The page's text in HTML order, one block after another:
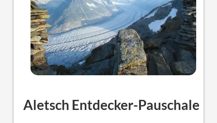
Aletsch Entdecker-Pauschale